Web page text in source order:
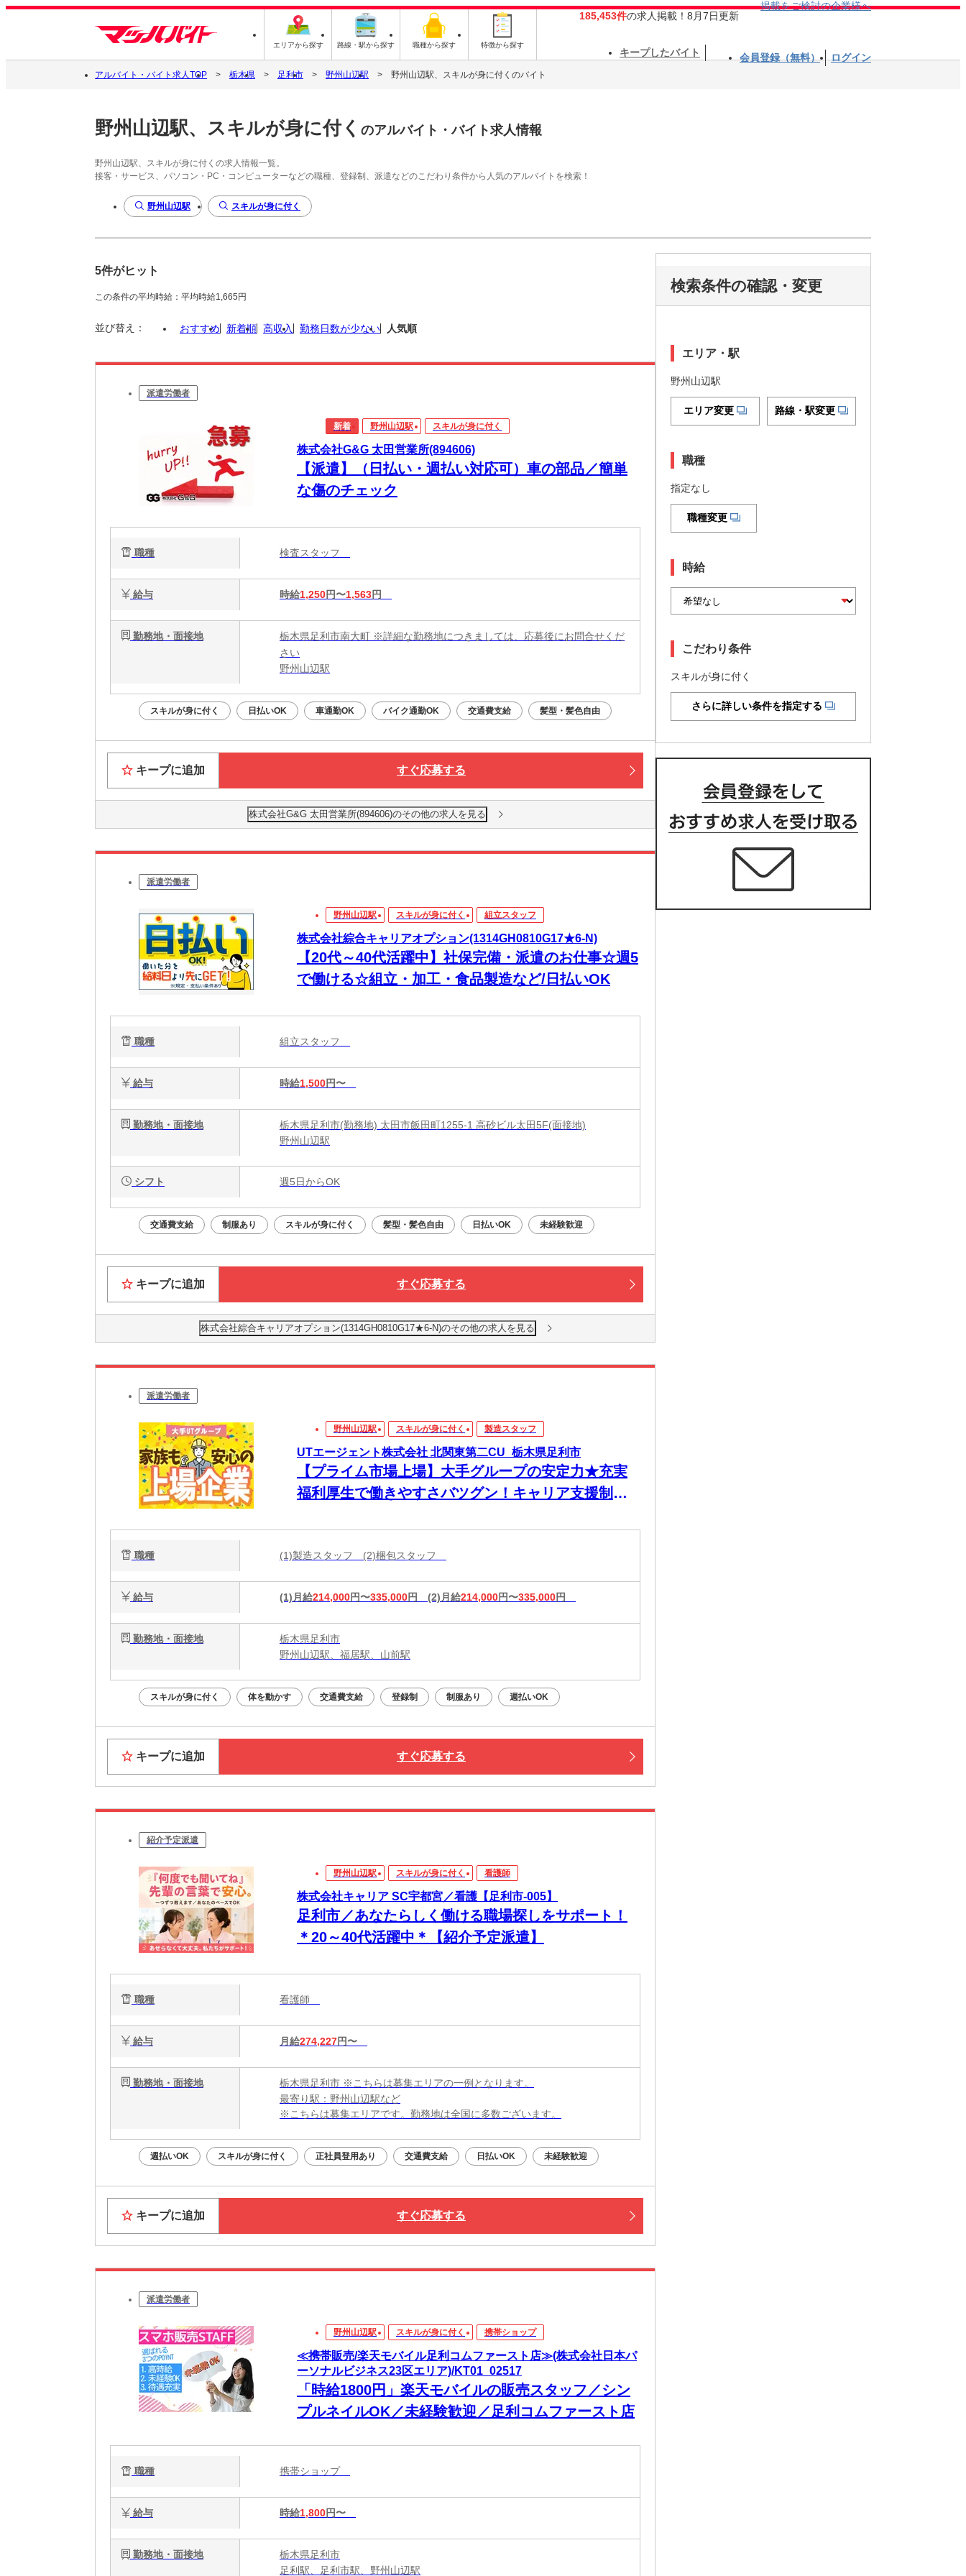
エリアから探す 路線・駅から探す 職種から探す 特徴から探す
185,453件の求人掲載！8月7日更新
掲載をご検討の企業様へ
キープしたバイト 会員登録（無料） ログイン
アルバイト・バイト求人TOP 栃木県 足利市 野州山辺駅 野州山辺駅、スキルが身に付くのバイト
野州山辺駅、スキルが身に付く のアルバイト・バイト求人情報
野州山辺駅、スキルが身に付くの求人情報一覧。
接客・サービス、パソコン・PC・コンピューターなどの職種、登録制、派遣などのこだわり条件から人気のアルバイトを検索！
野州山辺駅 スキルが身に付く
5件がヒット
この条件の平均時給：平均時給1,665円
並び替え： おすすめ 新着順 高収入 勤務日数が少ない 人気順
派遣労働者
新着 野州山辺駅 スキルが身に付く
株式会社G&G 太田営業所(894606)
【派遣】（日払い・週払い対応可）車の部品／簡単
な傷のチェック
職種 検査スタッフ
給与 時給1,250円〜1,563円
勤務地・面接地
栃木県足利市南大町 ※詳細な勤務地につきましては、応募後にお問合せくだ
さい
野州山辺駅
スキルが身に付く 日払いOK 車通勤OK バイク通勤OK 交通費支給 髪型・髪色自由
キープに追加 すぐ応募する
株式会社G&G 太田営業所(894606)のその他の求人を見る
派遣労働者
野州山辺駅 スキルが身に付く 組立スタッフ
株式会社綜合キャリアオプション(1314GH0810G17★6-N)
【20代～40代活躍中】社保完備・派遣のお仕事☆週5
で働ける☆組立・加工・食品製造など/日払いOK
職種 組立スタッフ
給与 時給1,500円〜
勤務地・面接地
栃木県足利市(勤務地) 太田市飯田町1255-1 高砂ビル太田5F(面接地)
野州山辺駅
シフト 週5日からOK
交通費支給 制服あり スキルが身に付く 髪型・髪色自由 日払いOK 未経験歓迎
キープに追加 すぐ応募する
株式会社綜合キャリアオプション(1314GH0810G17★6-N)のその他の求人を見る
派遣労働者
野州山辺駅 スキルが身に付く 製造スタッフ
UTエージェント株式会社 北関東第二CU_栃木県足利市
【プライム市場上場】大手グループの安定力★充実
福利厚生で働きやすさバツグン！キャリア支援制度
職種 (1)製造スタッフ (2)梱包スタッフ
給与 (1)月給214,000円〜335,000円 (2)月給214,000円〜335,000円
勤務地・面接地
栃木県足利市
野州山辺駅、福居駅、山前駅
スキルが身に付く 体を動かす 交通費支給 登録制 制服あり 週払いOK
キープに追加 すぐ応募する
紹介予定派遣
野州山辺駅 スキルが身に付く 看護師
株式会社キャリア SC宇都宮／看護【足利市-005】
足利市／あなたらしく働ける職場探しをサポート！
＊20～40代活躍中＊【紹介予定派遣】
職種 看護師
給与 月給274,227円〜
勤務地・面接地
栃木県足利市 ※こちらは募集エリアの一例となります。
最寄り駅：野州山辺駅など
※こちらは募集エリアです。勤務地は全国に多数ございます。
週払いOK スキルが身に付く 正社員登用あり 交通費支給 日払いOK 未経験歓迎
キープに追加 すぐ応募する
派遣労働者
野州山辺駅 スキルが身に付く 携帯ショップ
≪携帯販売/楽天モバイル足利コムファースト店≫(株式会社日本パ
ーソナルビジネス23区エリア)/KT01_02517
「時給1800円」楽天モバイルの販売スタッフ／シン
プルネイルOK／未経験歓迎／足利コムファースト店
職種 携帯ショップ
給与 時給1,800円〜
勤務地・面接地
栃木県足利市
足利駅、足利市駅、野州山辺駅
検索条件の確認・変更
エリア・駅
野州山辺駅
エリア変更 路線・駅変更
職種
指定なし
職種変更
時給
こだわり条件
スキルが身に付く
さらに詳しい条件を指定する